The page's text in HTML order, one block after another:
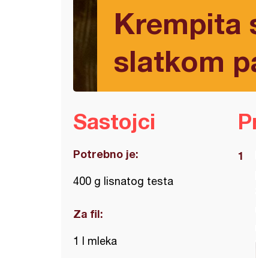
Krempita
slatkom
Sastojci
Potrebno je:
400 g lisnatog testa
Za fil:
1 l mleka